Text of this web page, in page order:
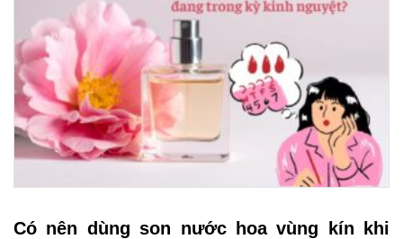
Có nên dùng son nước hoa vùng kín khi